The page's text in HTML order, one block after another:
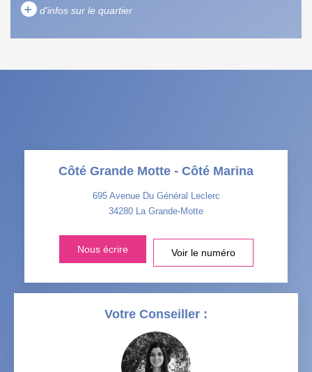
+ d'infos sur le quartier
TAXE FONCIÈRE
PART DES MÉNAGES SANS
VOITURE
ECOLES ET CRÈCHES
Côté Grande Motte - Côté Marina
695 Avenue Du Général Leclerc
34280 La Grande-Motte
Nous écrire Voir le numéro
Votre Conseiller :